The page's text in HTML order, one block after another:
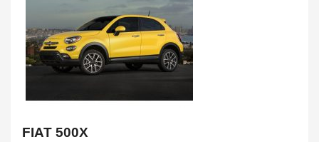
FIAT 500X